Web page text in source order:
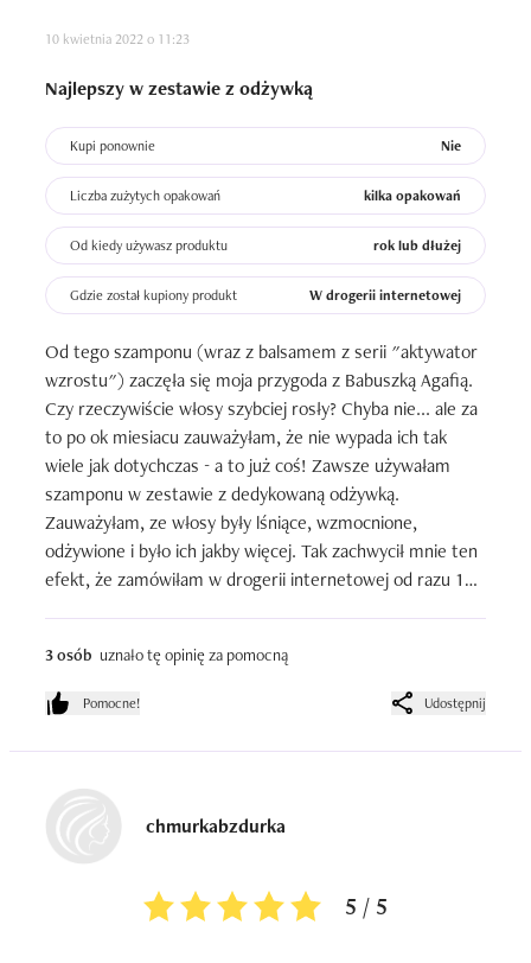
wypadać i szybciej rosły, pojawiło się dużo baby hair.
zabraniu w podróż.
10 kwietnia 2022 o 11:23
Najlepszy w zestawie z odżywką
Kupi ponownie Nie
Liczba zużytych opakowań kilka opakowań
Od kiedy używasz produktu rok lub dłużej
Gdzie został kupiony produkt W drogerii internetowej
Od tego szamponu (wraz z balsamem z serii "aktywator
wzrostu") zaczęła się moja przygoda z Babuszką Agafią.
Czy rzeczywiście włosy szybciej rosły? Chyba nie... ale za
to po ok miesiacu zauważyłam, że nie wypada ich tak
wiele jak dotychczas - a to już coś! Zawsze używałam
szamponu w zestawie z dedykowaną odżywką.
Zauważyłam, ze włosy były lśniące, wzmocnione,
odżywione i było ich jakby więcej. Tak zachwycił mnie ten
efekt, że zamówiłam w drogerii internetowej od razu 15
na jakiś czas będę miała spokój), bo nie zamierzałam
zmieniać już kosmetyków, skoro te były takie świetne.
Jakież było moje zdziwienie, gdy po zużyciu ok polowy
zapasów efekty przestały być takie spektakularne, a
wcześniej nie miałam takiego problemu!
mocno proteinowe i przeproteinowałam sobie włosy
(stąd te "objawy") - dość długo to trwało, bo aż kilka
3 osób uznało tę opinię za pomocną
Pomocne! Udostępnij
chmurkabzdurka
5 / 5